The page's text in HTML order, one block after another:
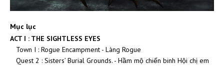
Mục lục
ACT I : THE SIGHTLESS EYES
Town I : Rogue Encampment - Làng Rogue
Quest 2 : Sisters’ Burial Grounds. - Hầm mộ chiến binh Hội chị em